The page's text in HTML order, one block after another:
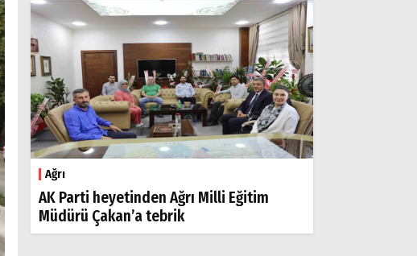
Ağrı
AK Parti heyetinden Ağrı Milli Eğitim
Müdürü Çakan’a tebrik